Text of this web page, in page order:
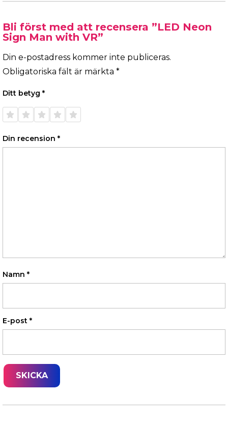
Bli först med att recensera ”LED Neon
Sign Man with VR”
Din e-postadress kommer inte publiceras.
Obligatoriska fält är märkta *
Ditt betyg *
1 av 5
stjärnor
2 av 5
stjärnor
3 av 5
stjärnor
4 av 5
stjärnor
5 av 5
stjärnor
Din recension *
Namn *
E-post *